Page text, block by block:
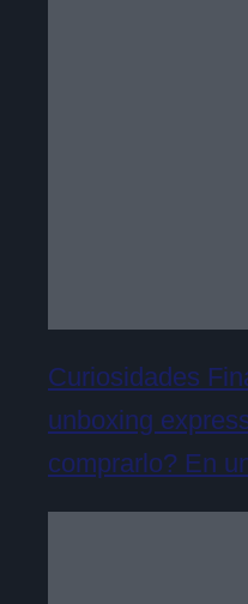
Curiosidades
unboxing
comprarlo? En